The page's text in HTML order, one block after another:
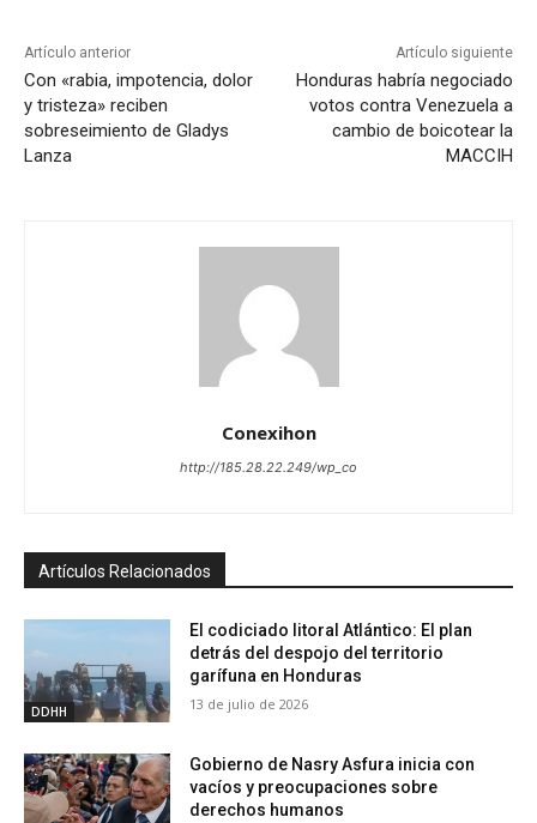
Artículo anterior
Con «rabia, impotencia, dolor
y tristeza» reciben
sobreseimiento de Gladys
Lanza
Artículo siguiente
Honduras habría negociado
votos contra Venezuela a
cambio de boicotear la
MACCIH
Conexihon
http://185.28.22.249/wp_co
Artículos Relacionados
DDHH
El codiciado litoral Atlántico: El plan
detrás del despojo del territorio
garífuna en Honduras
13 de julio de 2026
Gobierno de Nasry Asfura inicia con
vacíos y preocupaciones sobre
derechos humanos